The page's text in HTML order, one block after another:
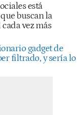
está
buscan la
vez más
gadget de
filtrado, y sería lo